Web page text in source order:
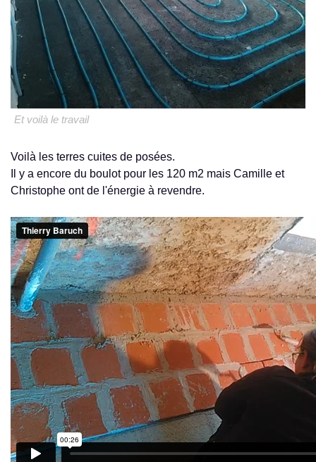
Et voilà le travail
Voilà les terres cuites de posées.
Il y a encore du boulot pour les 120 m2 mais Camille et
Christophe ont de l'énergie à revendre.